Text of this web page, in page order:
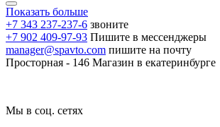
Показать больше
+7 343 237-237-6 звоните
+7 902 409-97-93 Пишите в мессенджеры
manager@spavto.com пишите на почту
Просторная - 146 Магазин в екатеринбурге
Мы в соц. сетях